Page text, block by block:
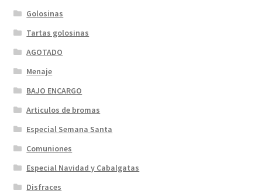
Golosinas
Tartas golosinas
AGOTADO
Menaje
BAJO ENCARGO
Articulos de bromas
Especial Semana Santa
Comuniones
Especial Navidad y Cabalgatas
Disfraces